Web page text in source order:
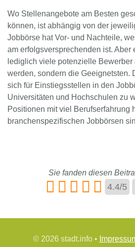
Wo Stellenangebote am Besten
können, ist abhängig von der
Jobbörse hat Vor- und Nachteile,
am erfolgsversprechenden ist. Aber
lediglich viele potenzielle Bewerber
werden, sondern die Geeignetsten.
sich für Einstiegsstellen in den
Universitäten und Hochschulen zu
Positionen mit viel Berufserfahrung
branchenspezifischen Jobbörsen
Sie fanden diesen
4.4/5
© 2026 stadt.info •